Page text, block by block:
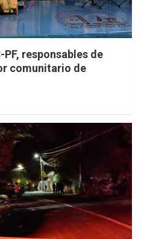
PF, responsables de
comunitario de